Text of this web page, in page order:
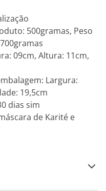
500gramas, Peso
09cm, Altura: 11cm,
Largura:
19,5cm
dias sim
de Karité e